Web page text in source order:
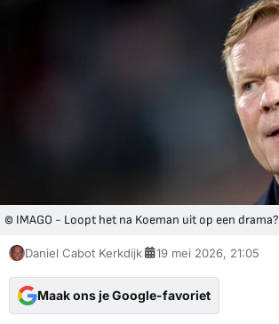
© IMAGO - Loopt het na Koeman uit op een drama?
Daniel Cabot Kerkdijk 19 mei 2026, 21:05
Maak ons je Google-favoriet